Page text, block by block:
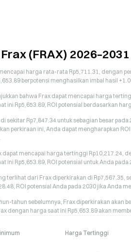
(FRAX) 2026–2031
harga rata-rata Rp5,711.31, dengan
berpotensi menghasilkan imbal hasil
bahwa Frax dapat mencapai harga
ini Rp5,653.89, ROI potensial berdasarkan
sekitar Rp7,847.34 untuk sebagian besar
perkiraan ini, Anda dapat mengharapkan
mencapai harga tertinggi Rp10,217.24,
ini Rp5,653.89, ROI potensial untuk Anda
terlihat dari Frax diperkirakan di Rp7,567.35,
ROI potensial Anda pada 2030 jika Anda
tahun sebelumnya, Frax diperkirakan akan
dengan harga saat ini Rp5,653.89 akan
Harga Tertinggi